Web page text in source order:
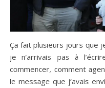
Ça fait plusieurs jours que
je n’arrivais pas à
commencer, comment
le message que j’avais